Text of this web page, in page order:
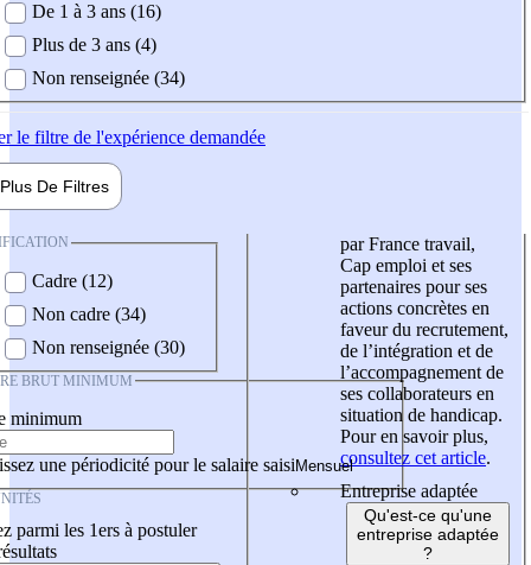
De 1 à 3 ans (16)
Plus de 3 ans (4)
Non renseignée (34)
le filtre de l'expérience demandée
Plus De Filtres
Cadre (12)
Non cadre (34)
Non renseignée (30)
BRUT MINIMUM
minimum
une périodicité pour le salaire saisi
parmi les 1ers à postuler
par France travail,
Cap emploi et ses
partenaires pour ses
actions concrètes en
faveur du recrutement,
de l’intégration et de
l’accompagnement de
ses collaborateurs en
situation de handicap.
Pour en savoir plus,
consultez cet article.
Entreprise adaptée
Qu'est-ce qu'une
entreprise adaptée
?